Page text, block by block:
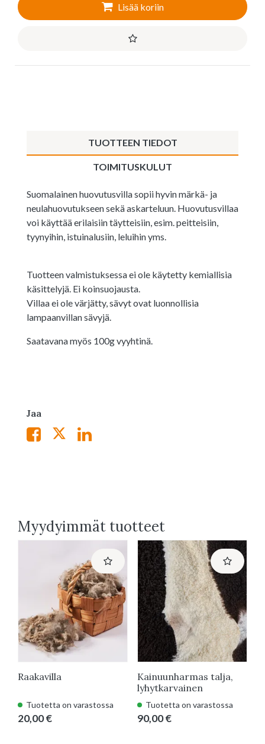
Lisää koriin
TUOTTEEN TIEDOT
TOIMITUSKULUT
Suomalainen huovutusvilla sopii hyvin märkä- ja
neulahuovutukseen sekä askarteluun. Huovutusvillaa
voi käyttää erilaisiin täytteisiin, esim. peitteisiin,
tyynyihin, istuinalusiin, leluihin yms.
Tuotteen valmistuksessa ei ole käytetty kemiallisia
käsittelyjä. Ei koinsuojausta.
Villaa ei ole värjätty, sävyt ovat luonnollisia
lampaanvillan sävyjä.
Saatavana myös 100g vyyhtinä.
Jaa
Myydyimmät tuotteet
Raakavilla
Tuotetta on varastossa
20,00 €
Kainuunharmas talja,
lyhytkarvainen
Tuotetta on varastossa
90,00 €